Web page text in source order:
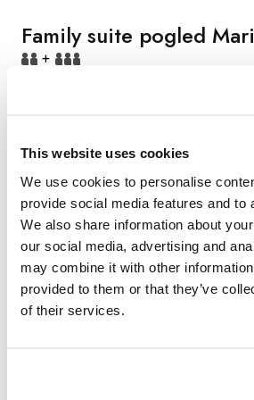
This website uses cookies
We use cookies to personalise
provide social media features and to
We also share information about
our social media, advertising and
may combine it with other
provided to them or that they’ve
of their services.
Family suite pogled
+
Površina: 46 m², Velika terasa od 35
kaučom na razvlačenje (100x180 cm),
soba s bračnim krevetom (180x200
hidromasažnim tušem (sušilo za kosu,
potrepštine), Jedna soba s dva
cm) i kupaonicom s hidromasažnim
luksuzne toaletne potrepštine), Klima,
flat screen TV-a (49-inčni u dnevnoj i
sobi), Telefon s izravnim biranjem, Sef
glačanje, Večernje pospremanje uz